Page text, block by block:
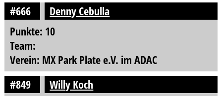
#666
Denny Cebulla
Punkte: 10
Team:
Verein: MX Park Plate e.V. im ADAC
#849
Willy Koch